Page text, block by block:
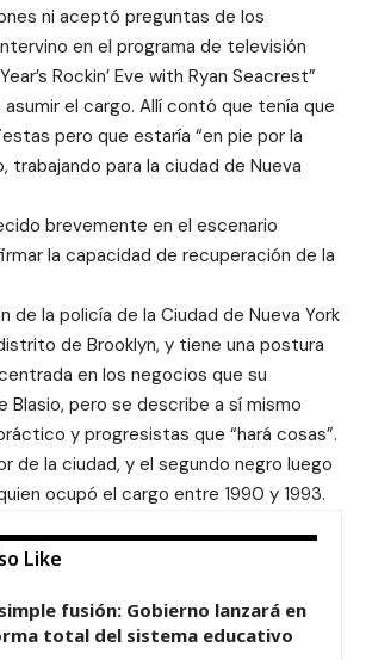
ni aceptó preguntas de los
en el programa de televisión
Rockin’ Eve with Ryan Seacrest”
el cargo. Allí contó que tenía que
pero que estaría “en pie por la
trabajando para la ciudad de Nueva
brevemente en el escenario
la capacidad de recuperación de la
de la policía de la Ciudad de Nueva York
de Brooklyn, y tiene una postura
en los negocios que su
Blasio, pero se describe a sí mismo
y progresistas que “hará cosas”.
de la ciudad, y el segundo negro luego
ocupó el cargo entre 1990 y 1993.
Like
fusión: Gobierno lanzará en
total del sistema educativo